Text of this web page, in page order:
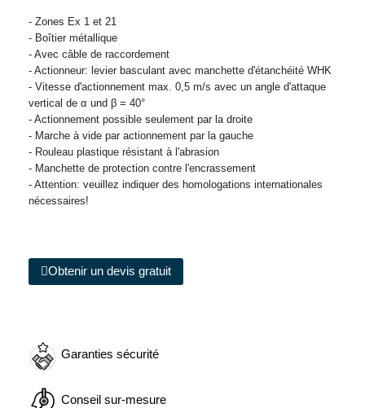
- Zones Ex 1 et 21
- Boîtier métallique
- Avec câble de raccordement
- Actionneur: levier basculant avec manchette d'étanchéité WHK
- Vitesse d'actionnement max. 0,5 m/s avec un angle d'attaque
vertical de α und β = 40°
- Actionnement possible seulement par la droite
- Marche à vide par actionnement par la gauche
- Rouleau plastique résistant à l'abrasion
- Manchette de protection contre l'encrassement
- Attention: veuillez indiquer des homologations internationales
nécessaires!
Obtenir un devis gratuit
Garanties sécurité
Conseil sur-mesure